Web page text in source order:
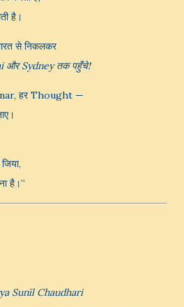
है।
से निकलकर
और Sydney तक पहुँचे!
हर Thought —
है।”
Sunīl Chaudhari